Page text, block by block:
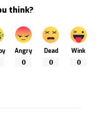
think?
Angry
0
Dead
0
Wink
0